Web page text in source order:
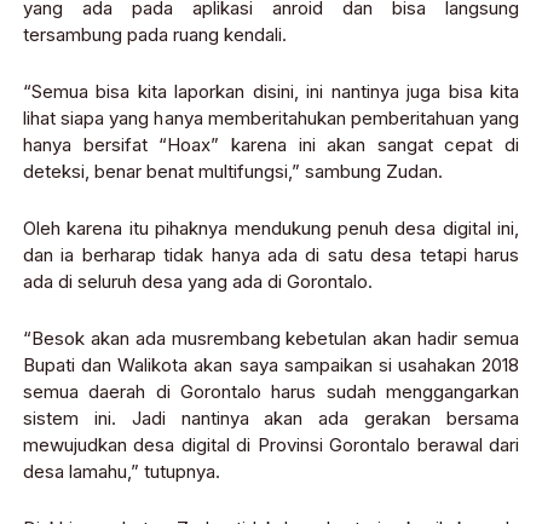
yang ada pada aplikasi anroid dan bisa langsung
tersambung pada ruang kendali.
“Semua bisa kita laporkan disini, ini nantinya juga bisa kita
lihat siapa yang hanya memberitahukan pemberitahuan yang
hanya bersifat “Hoax” karena ini akan sangat cepat di
deteksi, benar benat multifungsi,” sambung Zudan.
Oleh karena itu pihaknya mendukung penuh desa digital ini,
dan ia berharap tidak hanya ada di satu desa tetapi harus
ada di seluruh desa yang ada di Gorontalo.
“Besok akan ada musrembang kebetulan akan hadir semua
Bupati dan Walikota akan saya sampaikan si usahakan 2018
semua daerah di Gorontalo harus sudah menggangarkan
sistem ini. Jadi nantinya akan ada gerakan bersama
mewujudkan desa digital di Provinsi Gorontalo berawal dari
desa lamahu,” tutupnya.